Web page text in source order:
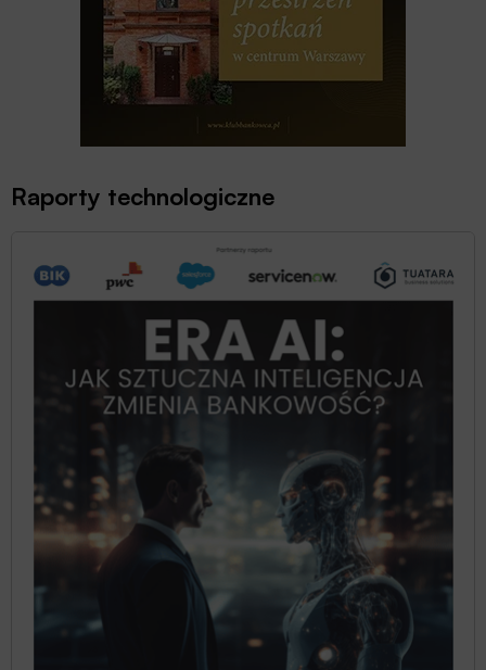
Raporty technologiczne